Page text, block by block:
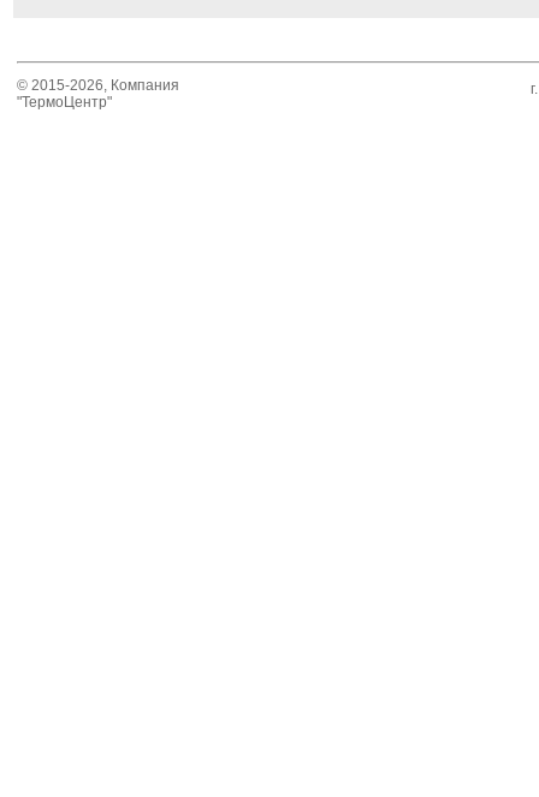
© 2015-2026, Компания
"ТермоЦентр"